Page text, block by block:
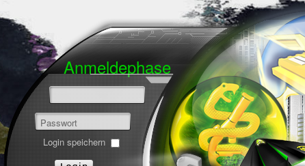
Anmeldephase
Passwort
Login speichern